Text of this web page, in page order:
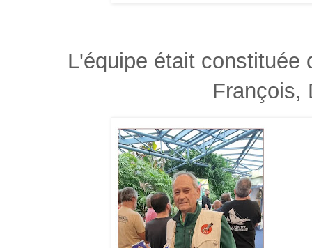
L'équipe était constituée
François,